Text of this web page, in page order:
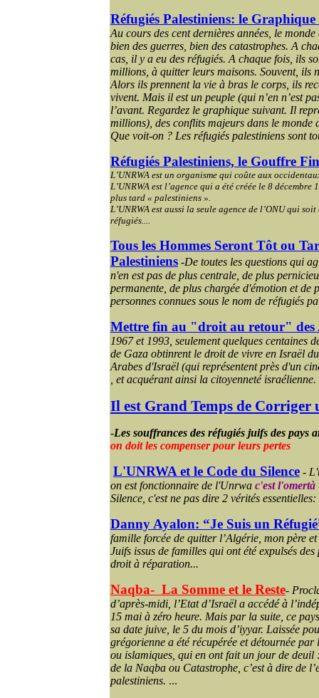
Réfugiés Palestiniens: le
Au cours des cent dernières années, le
bien des guerres, bien des catastrophes. A
cas, il y a eu des réfugiés. A chaque fois, ils
millions, à quitter leurs maisons. Souvent, ils
Alors ils prennent la vie à bras le corps, ils
vivent. Mais il est un peuple (qui n’en n’est
l’avant. Regardez le graphique suivant. Il
millions), des conflits majeurs dans le monde
Que voit-on ? Les réfugiés palestiniens sont
Réfugiés Palestiniens, le Gouffre
L’UNRWA est un organisme qui coûte aux
L’UNRWA est l’agence qui a été créée le 8
plus tard « palestiniens ».
L’UNRWA est aussi la seule agence de l’ONU qui
réfugiés....
Tous les Hommes Seront Tôt ou
Palestiniens -De toutes les questions qui
n'en est pas de plus centrale, de plus
permanente, de plus chargée d'émotion et de
personnes connues sous le nom de réfugiés
Mettre fin au "droit au retour" des
1967 et 1993, seulement quelques centaines
de Gaza obtinrent le droit de vivre en Israël
Arabes d'Israël (qui représentent près d'un
, et acquérant ainsi la citoyenneté israélienne.
Il est Grand Temps de
-Les souffrances des réfugiés juifs des pays
on doit les compenser pour leurs pertes
L'UNRWA et le Code du Silence -
on est fonctionnaire de l'Unrwa c'est l'omertà
Silence, c'est ne pas dire 2 vérités essentielles:
Danny Ayalon: “Je Suis un
famille forcée de quitter l’Algérie, mon père
Juifs issus de familles qui ont été expulsés
droit à réparation...
Naqba- La Somme et le Reste-
d’après-midi, l’Etat d’Israël a accédé à
15 mai à zéro heure. Mais par la suite, ce
sa date juive, le 5 du mois d’iyyar. Laissée
grégorienne a été récupérée et détournée
ou islamiques, qui en ont fait un jour de deuil
de la Naqba ou Catastrophe, c’est à dire de
palestiniens. ...